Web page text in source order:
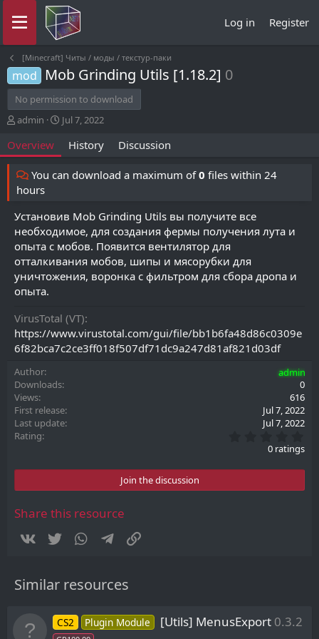
Log in Register
[Minecraft] Читы / моды / текстур-паки
mod Mob Grinding Utils [1.18.2] 0
No permission to download
A
t
h
o
r
admin
C
t
d
a
t
e
Jul 7, 2022
Overview History Discussion
You can download a maximum of0 files within 24
hours
Установив Mob Grinding Utils вы получите все
необходимое, для создания фермы получения лута и
опыта с мобов. Появится вентилятор для
отталкивания мобов, шипы и мясорубки для
уничтожения, воронка с фильтром для сбора дропа и
опыта.
VirusTotal (VT)
https://www.virustotal.com/gui/file/bb1b6fa48d86c0309e
6f82bca7c2ce3ff018f507df71dc9a247d81af821d03df
Author
admin
Downloads
0
Views
616
First release
Jul 7, 2022
Last update
Jul 7, 2022
Rating
.
0
t
0 ratings
Join the discussion
Share this resource
Vkontakte
Twitter WhatsAppTelegram
Similar resources
CS2 Plugin Module [Utils] MenusExport 0.3.2